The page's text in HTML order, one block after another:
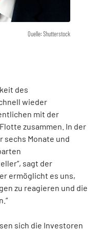
Quelle: Shutterstock
des
wieder
mit der
zusammen. In der
sechs Monate und
sagt der
ermöglicht es uns,
zu reagieren und die
sich die Investoren